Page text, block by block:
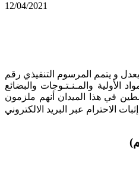
12/04/2021
التجارة وبناءا على المرسوم التنفيذي رقم 21-94 المؤرخ في 09 مارس 2021 الذي يعدل و يتمم المرسوم التنفيذي رقم
استيراد المواد الأولية والمـنـتـوجات والبضائع
في هذا الميدان أنهم ملزمون